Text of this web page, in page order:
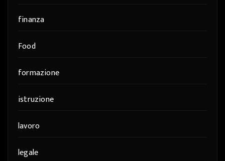
finanza
Food
formazione
istruzione
lavoro
legale